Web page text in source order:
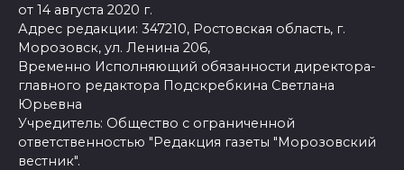
от 14 августа 2020 г.
Адрес редакции: 347210, Ростовская область, г.
Морозовск, ул. Ленина 206,
Временно Исполняющий обязанности директора-
главного редактора Подскребкина Светлана
Юрьевна
Учредитель: Общество с ограниченной
ответственностью "Редакция газеты "Морозовский
вестник".